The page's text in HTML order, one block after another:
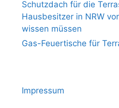
Schutzdach für die
Hausbesitzer in NRW
wissen müssen
Gas-Feuertische für
Impressum